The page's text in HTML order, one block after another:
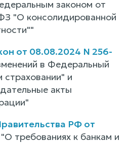
законом от
"О консолидированной
от 08.08.2024 N 256-
в Федеральный
и
акты
РФ от
"О требованиях к банкам и